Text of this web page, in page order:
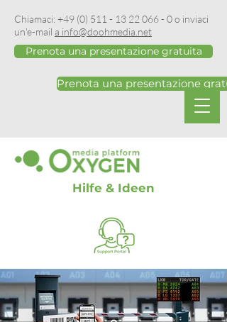
Chiamaci:+49 (0) 511 - 13 22 066 - 0o inviaci
un'e-mail a info@doohmedia.net
Prenota una presentazione gratuita
Prenota una presentazione
Hilfe & Ideen